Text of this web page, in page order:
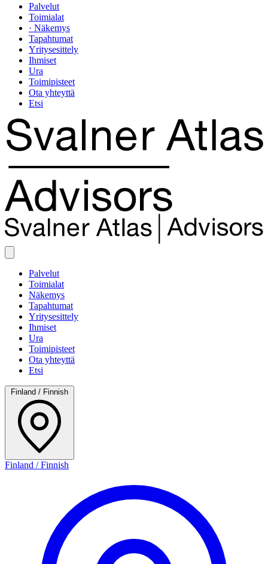
Palvelut
Toimialat
· Näkemys
Tapahtumat
Yritysesittely
Ihmiset
Ura
Toimipisteet
Ota yhteyttä
Etsi
Palvelut
Toimialat
Näkemys
Tapahtumat
Yritysesittely
Ihmiset
Ura
Toimipisteet
Ota yhteyttä
Etsi
Finland / Finnish
Finland / Finnish